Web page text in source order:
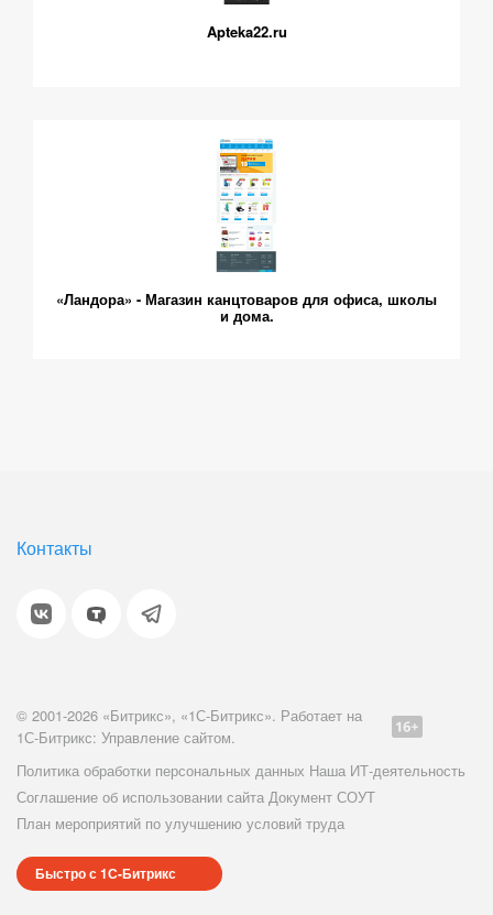
Apteka22.ru
«Ландора» - Магазин канцтоваров для офиса, школы
и дома.
Контакты
© 2001-2026 «Битрикс», «1С-Битрикс». Работает на
1С-Битрикс: Управление сайтом.
Политика обработки персональных данных Наша ИТ-деятельность
Соглашение об использовании сайта Документ СОУТ
План мероприятий по улучшению условий труда
Быстро с 1С-Битрикс